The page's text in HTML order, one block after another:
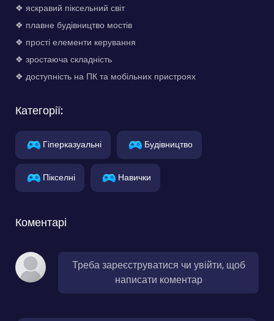
❖ яскравий піксельний світ
❖ плавне будівництво мостів
❖ прості елементи керування
❖ зростаюча складність
❖ доступність на ПК та мобільних пристроях
Категорії:
Гіперказуальні Будівництво
Пікселні Навички
Коментарі
Треба зареєструватися чи увійти, щоб
написати коментар